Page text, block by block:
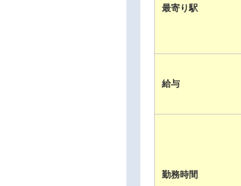
最寄り駅
給与
勤務時間